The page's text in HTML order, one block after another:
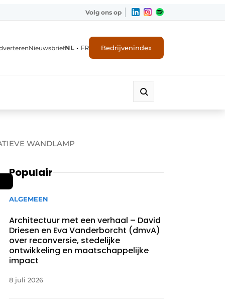
Volg ons op
NieuwsbriefNL • FR Bedrijvenindex
WANDLAMP
Populair
ALGEMEEN
Architectuur met een verhaal – David
Driesen en Eva Vanderborcht (dmvA)
over reconversie, stedelijke
ontwikkeling en maatschappelijke
impact
8 juli 2026